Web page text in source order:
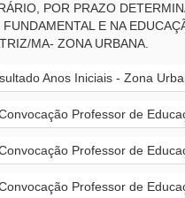
POR PRAZO
FUNDAMENTAL E NA
MA- ZONA URBANA.
Anos Iniciais - Zona
Professor de
Professor de
Professor de